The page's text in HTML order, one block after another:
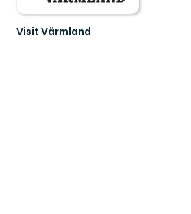
Visit Värmland